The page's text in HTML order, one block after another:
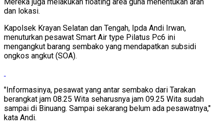
dan lokasi.
Kapolsek Krayan Selatan dan Tengah, Ipda Andi Irwan,
menuturkan pesawat Smart Air type Pilatus Pc6 ini
mengangkut barang sembako yang mendapatkan subsidi
ongkos angkut (SOA).
"Informasinya, pesawat yang antar sembako dari Tarakan
berangkat jam 08.25 Wita seharusnya jam 09.25 Wita sudah
sampai di Binuang. Sampai sekarang belum ada pesawatnya,"
kata Andi.